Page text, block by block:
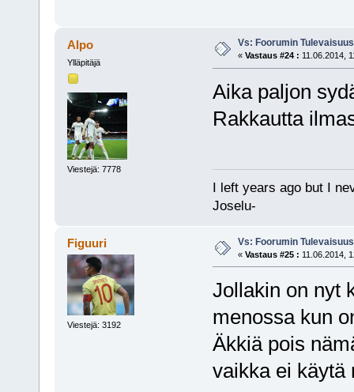
Alpo
Ylläpitäjä
Viestejä: 7778
Vs: Foorumin
« Vastaus #24 : 11.06.2014,
Aika paljon
Rakkautta
I left years ago but I
Joselu-
Figuuri
Viestejä: 3192
Vs: Foorumin
« Vastaus #25 : 11.06.2014,
Jollakin on nyt
menossa kun
Äkkiä pois
vaikka ei